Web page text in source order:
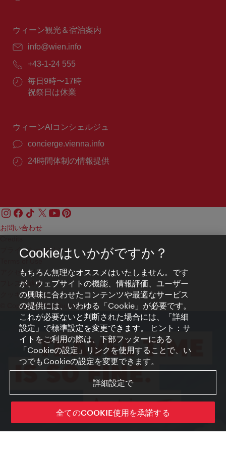
間：
ウィーン観光＆宿泊案内
E
ー
ル：
info@wien.info
電
番
号：
+43-1-24 555
営
業
毎日9時〜17時
祝祭日は休業
ウィーンAIコンシェルジュ
concierge.vienna.info
24時間体制の情報提供
お問い合わせ
プライバシーポリシー
アクセシビリティ
プレス連絡先
クッキーの設定
© Copyright WienTourismus
Cookieはいかがですか？
もちろん無理なオススメはいたしません。です
が、ウェブサイトの機能、情報評価、ユーザー
の興味に合わせたコンテンツや最適なサービス
の提供には、いわゆる「Cookie」が必要です。
これが必要ないと判断された場合には、「詳細
設定」で標準設定を変更できます。 ヒント：サ
イトをご利用の際は、下部フッターにある
「Cookieの設定」リンクを使用することで、い
つでもCookieの設定を変更できます。
詳細設定で
全てのCOOKIE使用を承諾する